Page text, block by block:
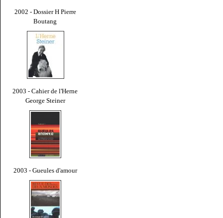
2002 - Dossier H Pierre
Boutang
2003 - Cahier de l'Herne
George Steiner
2003 - Gueules d'amour